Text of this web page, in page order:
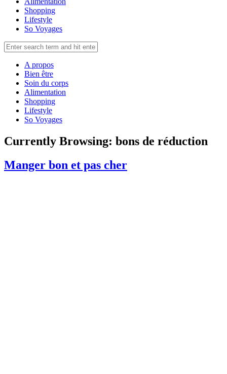
Shopping
Lifestyle
So Voyages
A propos
Bien être
Soin du corps
Alimentation
Shopping
Lifestyle
So Voyages
Currently Browsing: bons de réduction
Manger bon et pas cher